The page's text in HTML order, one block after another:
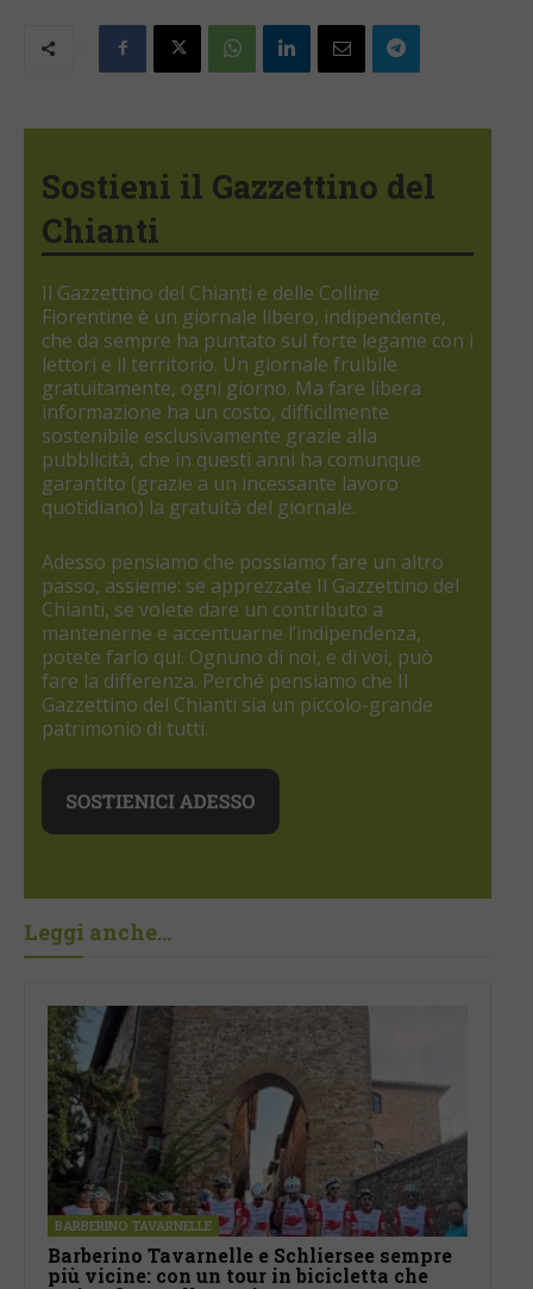
Sostieni il Gazzettino del
Chianti
Il Gazzettino del Chianti e delle Colline
Fiorentine è un giornale libero, indipendente,
che da sempre ha puntato sul forte legame con i
lettori e il territorio. Un giornale fruibile
gratuitamente, ogni giorno. Ma fare libera
informazione ha un costo, difficilmente
sostenibile esclusivamente grazie alla
pubblicità, che in questi anni ha comunque
garantito (grazie a un incessante lavoro
quotidiano) la gratuità del giornale.
Adesso pensiamo che possiamo fare un altro
passo, assieme: se apprezzate Il Gazzettino del
Chianti, se volete dare un contributo a
mantenerne e accentuarne l’indipendenza,
potete farlo qui. Ognuno di noi, e di voi, può
fare la differenza. Perché pensiamo che Il
Gazzettino del Chianti sia un piccolo-grande
patrimonio di tutti.
Leggi anche...
BARBERINO TAVARNELLE
Barberino Tavarnelle e Schliersee sempre
più vicine: con un tour in bicicletta che